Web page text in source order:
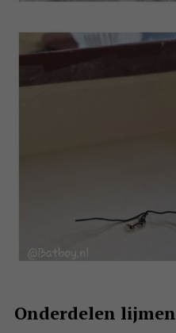
Onderdelen lijmen